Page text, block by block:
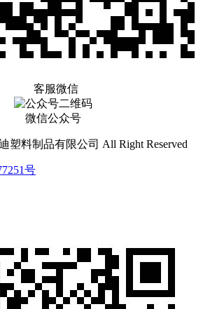
客服微信
微信公众号
塑料制品有限公司 All Right Reserved
号